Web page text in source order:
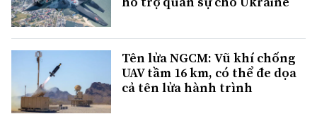
Tên lửa NGCM: Vũ khí chống
UAV tầm 16 km, có thể đe dọa
cả tên lửa hành trình